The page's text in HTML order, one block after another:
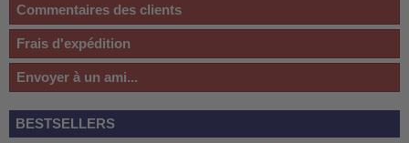
Commentaires des clients
Frais d'expédition
Envoyer à un ami...
BESTSELLERS